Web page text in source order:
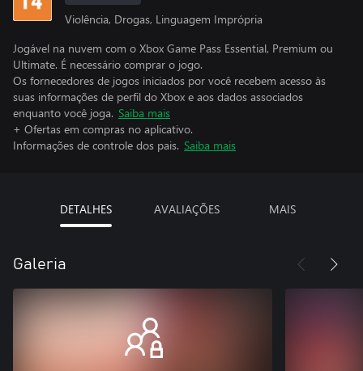
Violência, Drogas, Linguagem Imprópria
Jogável na nuvem com o Xbox Game Pass Essential, Premium ou
Ultimate. É necessário comprar o jogo.
Os fornecedores de jogos iniciados por você recebem acesso às
suas informações de perfil do Xbox e aos dados associados
enquanto você joga. Saiba mais
+ Ofertas em compras no aplicativo.
Informações de controle dos pais. Saiba mais
DETALHES AVALIAÇÕES MAIS
Galeria